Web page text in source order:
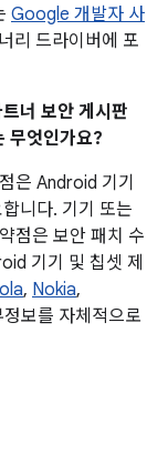
Google 개발자 사
리 드라이버에 포
너 보안 게시판
무엇인가요?
은 Android 기기
니다. 기기 또는
점은 보안 패치 수
기기 및 칩셋 제
, Nokia,
보를 자체적으로